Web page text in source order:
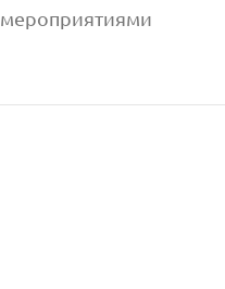
мероприятиями